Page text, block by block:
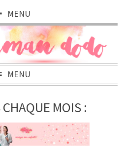
MENU
MENU
CHAQUE MOIS :